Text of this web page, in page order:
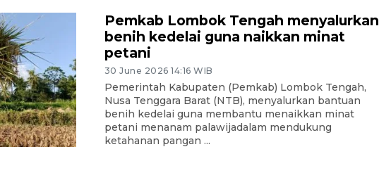
Pemkab Lombok Tengah menyalurkan
benih kedelai guna naikkan minat
petani
30 June 2026 14:16 WIB
Pemerintah Kabupaten (Pemkab) Lombok Tengah,
Nusa Tenggara Barat (NTB), menyalurkan bantuan
benih kedelai guna membantu menaikkan minat
petani menanam palawijadalam mendukung
ketahanan pangan ...